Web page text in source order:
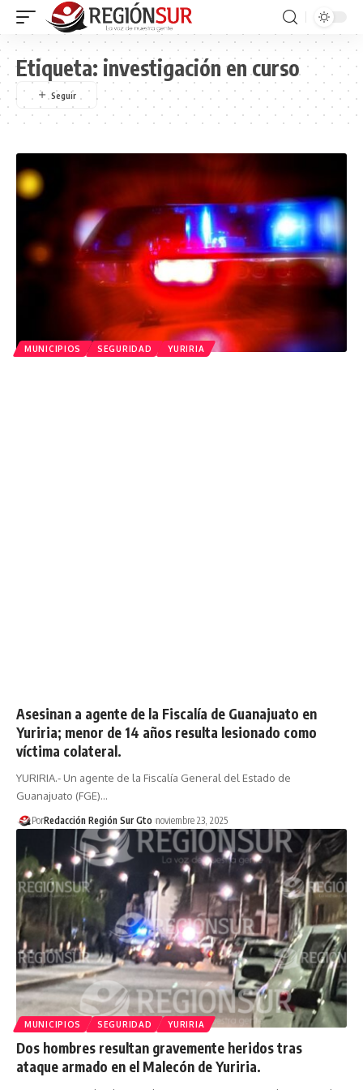
Etiqueta: investigación en curso
MUNICIPIOS SEGURIDAD YURIRIA
Asesinan a agente de la Fiscalía de Guanajuato en
Yuriria; menor de 14 años resulta lesionado como
víctima colateral.
YURIRIA.- Un agente de la Fiscalía General del Estado de
Guanajuato (FGE)…
PorRedacción Región Sur Gto noviembre 23, 2025
MUNICIPIOS SEGURIDAD YURIRIA
Dos hombres resultan gravemente heridos tras
ataque armado en el Malecón de Yuriria.